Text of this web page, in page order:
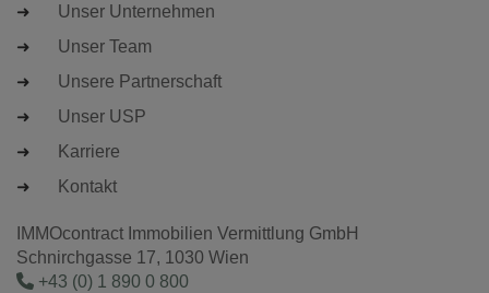
Unser Unternehmen
Unser Team
Unsere Partnerschaft
Unser USP
Karriere
Kontakt
IMMOcontract Immobilien Vermittlung GmbH
Schnirchgasse 17, 1030 Wien
+43 (0) 1 890 0 800